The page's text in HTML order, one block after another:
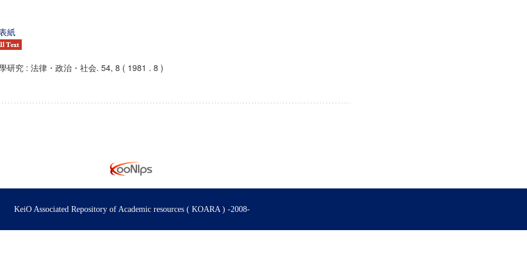
紙
研究 : 法律・政治・社会. 54, 8 ( 1981 . 8 )
KeiO Associated Repository of Academic resources ( KOARA ) -2008-